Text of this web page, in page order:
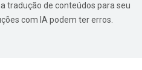
tradução de conteúdos para seu
com IA podem ter erros.